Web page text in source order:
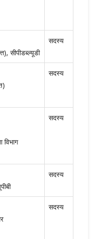
सीपीडब्ल्यूडी
सदस्य
सदस्य
सदस्य
सदस्य
सदस्य